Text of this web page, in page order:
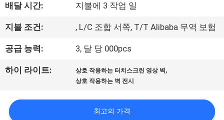
공
장
투
어
품
배달 시간: 지불에 3 작업 일
지불 조건: , L/C 조합 서쪽, T/T Alibaba 무역 보험
공급 능력: 3, 달 당 000pcs
하이 라이트: 상호 작용하는 터치스크린 영상 벽 ,
상호 작용하는 벽 전시
최고의 가격